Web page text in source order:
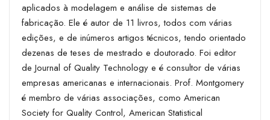
aplicados à modelagem e análise de sistemas de
fabricação. Ele é autor de 11 livros, todos com várias
edições, e de inúmeros artigos técnicos, tendo orientado
dezenas de teses de mestrado e doutorado. Foi editor
de Journal of Quality Technology e é consultor de várias
empresas americanas e internacionais. Prof. Montgomery
é membro de várias associações, como American
Society for Quality Control, American Statistical